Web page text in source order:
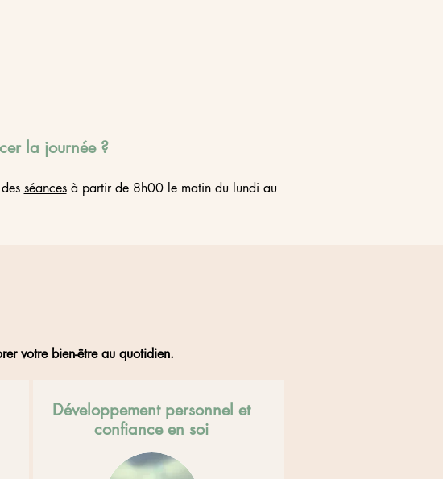
la journée ?
séancesà partir de 8h00 le matin du lundi au
votre bien-être au quotidien.
Développement personnel et
confiance en soi